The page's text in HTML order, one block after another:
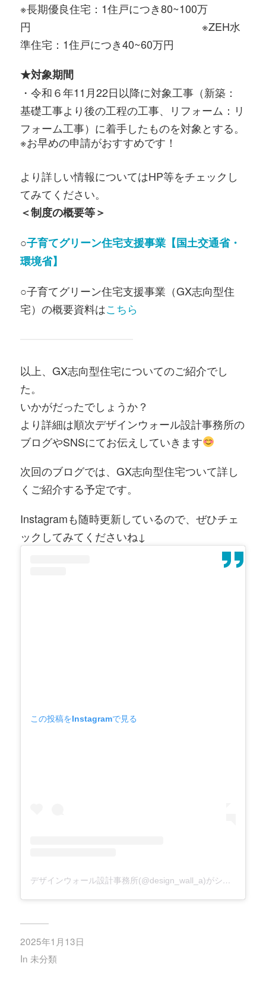
※長期優良住宅：1住戸につき80~100万
円 ※ZEH水
準住宅：1住戸につき40~60万円
★対象期間
・令和６年11月22日以降に対象工事（新築：
基礎工事より後の工程の工事、リフォーム：リ
フォーム工事）に着手したものを対象とする。
※お早めの申請がおすすめです！
より詳しい情報についてはHP等をチェックし
てみてください。
＜制度の概要等＞
○子育てグリーン住宅支援事業【国土交通省・
環境省】
○子育てグリーン住宅支援事業（GX志向型住
宅）の概要資料はこちら
以上、GX志向型住宅についてのご紹介でし
た。
いかがだったでしょうか？
より詳細は順次デザインウォール設計事務所の
ブログやSNSにてお伝えしていきます
次回のブログでは、GX志向型住宅ついて詳し
くご紹介する予定です。
Instagramも随時更新しているので、ぜひチェ
ックしてみてくださいね↓
この投稿をInstagramで見る
デザインウォール設計事務所(@design_wall_a)がシェアした投稿
2025年1月13日
In 未分類